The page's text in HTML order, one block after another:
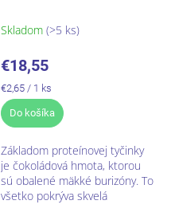
Skladom (>5 ks)
€18,55
Jednotková
cena:
€2,65 / 1 ks
Do košíka
Základom proteínovej tyčinky
je čokoládová hmota, ktorou
sú obalené mäkké burizóny. To
všetko pokrýva skvelá